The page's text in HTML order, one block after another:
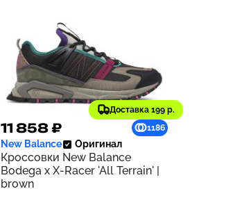
Доставка 199 р.
11 858 ₽ 1186
New Balance Оригинал
Кроссовки New Balance
Bodega x X-Racer 'All Terrain' |
brown